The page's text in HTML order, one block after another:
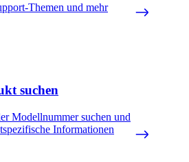
Themen und mehr
suchen
Modellnummer suchen und
Informationen